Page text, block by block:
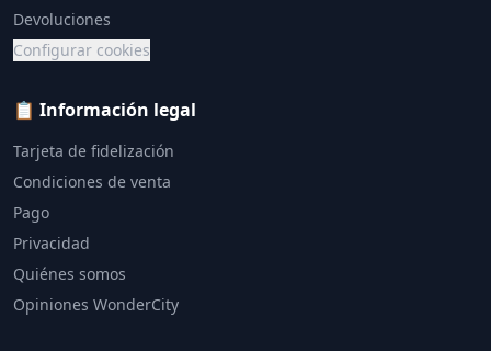
Devoluciones
Configurar cookies
📋 Información legal
Tarjeta de fidelización
Condiciones de venta
Pago
Privacidad
Quiénes somos
Opiniones WonderCity